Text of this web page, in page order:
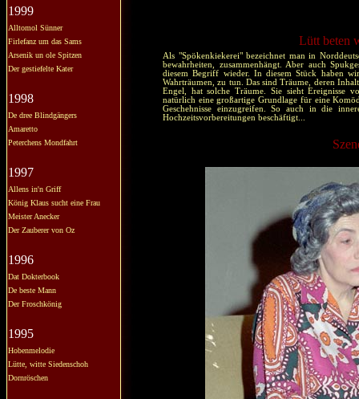
1999
Alltomol Sünner
Firlefanz um das Sams
Arsenik un ole Spitzen
Der gestiefelte Kater
1998
De dree Blindgängers
Amaretto
Peterchens Mondfahrt
1997
Allens in'n Griff
König Klaus sucht eine Frau
Meister Anecker
Der Zauberer von Oz
1996
Dat Dokterbook
De beste Mann
Der Froschkönig
1995
Hobenmelodie
Lütte, witte Siedenschoh
Dornröschen
Lütt beten
Als "Spökenkiekerei" bezeichnet man in
bewahrheiten, zusammenhängt. Aber auch
diesem Begriff wieder. In diesem Stück haben
Wahrträumen, zu tun. Das sind Träume, deren
Engel, hat solche Träume. Sie sieht Ereignisse
natürlich eine großartige Grundlage für eine
Geschehnisse einzugreifen. So auch in die
Hochzeitsvorbereitungen beschäftigt...